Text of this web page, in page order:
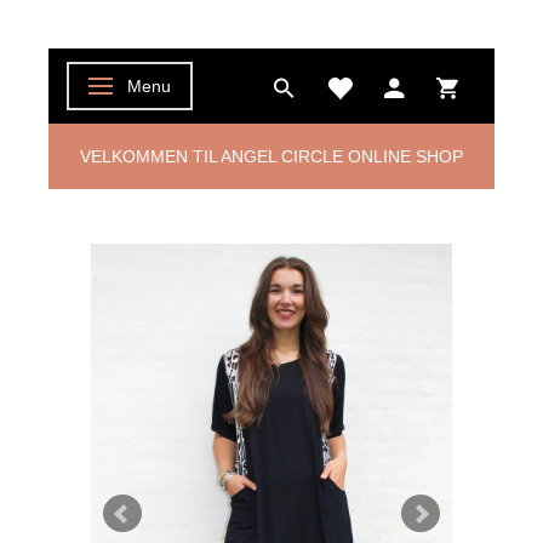
Skifte navigation
Menu
VELKOMMEN TIL ANGEL CIRCLE ONLINE SHOP